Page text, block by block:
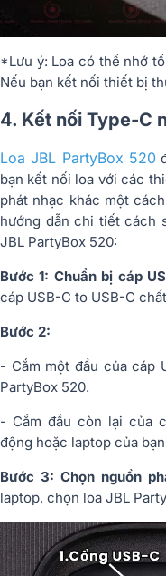
*Lưu ý: Loa có thể nhớ
Nếu bạn kết nối thiết bị
4. Kết nối Type-C
Loa JBL PartyBox 520
bạn kết nối loa với các
phát nhạc khác một
hướng dẫn chi tiết cách
JBL PartyBox 520:
Bước 1: Chuẩn bị cáp
cáp USB-C to USB-C
Bước 2:
- Cắm một đầu của cáp
PartyBox 520.
- Cắm đầu còn lại của
động hoặc laptop của
Bước 3: Chọn nguồn
laptop, chọn loa JBL